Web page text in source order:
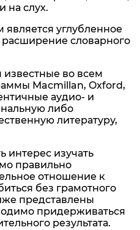
на слух.
углубленное
словарного
известные во всем
Macmillan, Oxford,
аудио- и
либо
литературу,
интерес изучать
правильно
отношение к
без грамотного
представлены
придерживаться
результата.